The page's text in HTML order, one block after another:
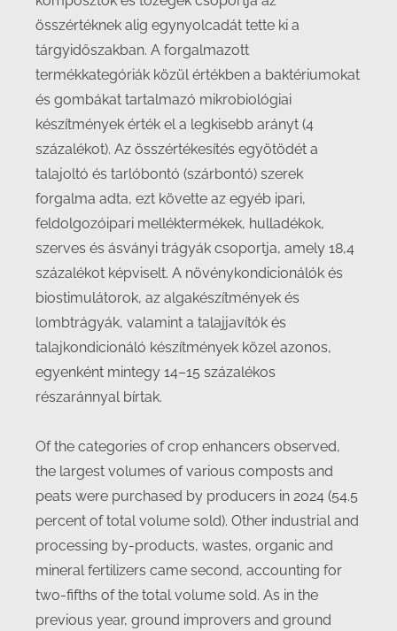
összértéknek alig egynyolcadát tette ki a
tárgyidőszakban. A forgalmazott
termékkategóriák közül értékben a baktériumokat
és gombákat tartalmazó mikrobiológiai
készítmények érték el a legkisebb arányt (4
százalékot). Az összértékesítés egyötödét a
talajoltó és tarlóbontó (szárbontó) szerek
forgalma adta, ezt követte az egyéb ipari,
feldolgozóipari melléktermékek, hulladékok,
szerves és ásványi trágyák csoportja, amely 18,4
százalékot képviselt. A növénykondicionálók és
biostimulátorok, az algakészítmények és
lombtrágyák, valamint a talajjavítók és
talajkondicionáló készítmények közel azonos,
egyenként mintegy 14–15 százalékos
részaránnyal bírtak.
Of the categories of crop enhancers observed,
the largest volumes of various composts and
peats were purchased by producers in 2024 (54.5
percent of total volume sold). Other industrial and
processing by-products, wastes, organic and
mineral fertilizers came second, accounting for
two-fifths of the total volume sold. As in the
previous year, ground improvers and ground